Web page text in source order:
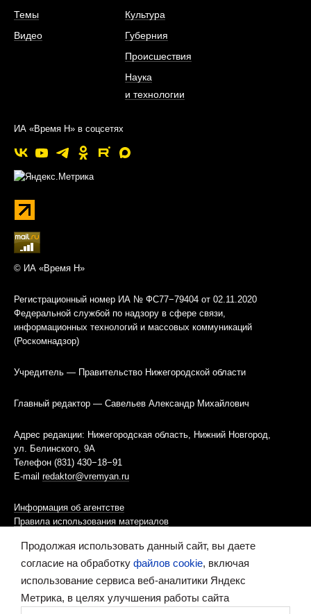
Темы
Видео
Культура
Губерния
Происшествия
Наука
и технологии
ИА «Время Н» в соцсетях
© ИА «Время Н»
Регистрационный номер ИА № ФС77−79404 от 02.11.2020
Федеральной службой по надзору в сфере связи,
информационных технологий и массовых коммуникаций
(Роскомнадзор)
Учредитель — Правительство Нижегородской области
Главный редактор — Савельев Александр Михайлович
Адрес редакции: Нижегородская область, Нижний Новгород,
ул. Белинского, 9А
Телефон (831) 430−18−91
E-mail redaktor@vremyan.ru
Информация об агентстве
Правила использования материалов
Информационная политика использования «cookies»-файлов
Ресурс содержит материалы 16+
Продолжая использовать данный сайт, вы даете
согласие на обработку файлов cookie, включая
использование сервиса веб-аналитики Яндекс
Метрика, в целях улучшения работы сайта